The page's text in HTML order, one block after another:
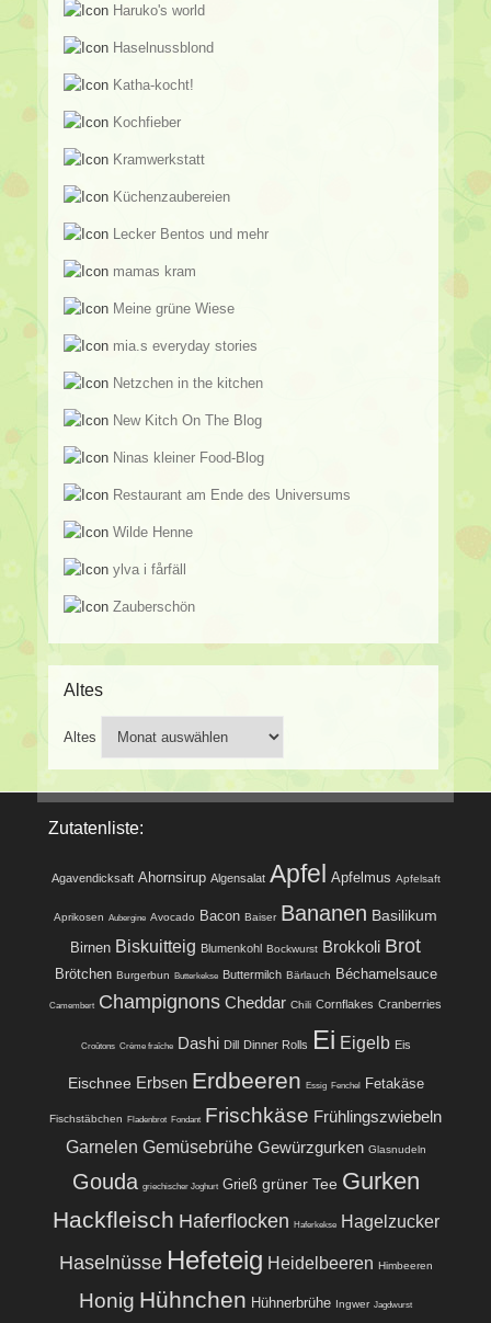
Haruko's world
Haselnussblond
Katha-kocht!
Kochfieber
Kramwerkstatt
Küchenzaubereien
Lecker Bentos und mehr
mamas kram
Meine grüne Wiese
mia.s everyday stories
Netzchen in the kitchen
New Kitch On The Blog
Ninas kleiner Food-Blog
Restaurant am Ende des Universums
Wilde Henne
ylva i fårfäll
Zauberschön
Altes
Altes
Zutatenliste:
Agavendicksaft Ahornsirup Algensalat Apfel Apfelmus Apfelsaft
Aprikosen Aubergine Avocado Bacon Baiser Bananen Basilikum
Birnen Biskuitteig Blumenkohl Bockwurst Brokkoli Brot
Brötchen Burgerbun Butterkekse Buttermilch Bärlauch Béchamelsauce
Camembert Champignons Cheddar Chili Cornflakes Cranberries
Croûtons Crème fraîche Dashi Dill Dinner Rolls Ei Eigelb Eis
Eischnee Erbsen Erdbeeren Essig Fenchel Fetakäse
Fischstäbchen Fladenbrot Fondant Frischkäse Frühlingszwiebeln
Garnelen Gemüsebrühe Gewürzgurken Glasnudeln
Gouda griechischer Joghurt Grieß grüner Tee Gurken
Hackfleisch Haferflocken Haferkekse Hagelzucker
Haselnüsse Hefeteig Heidelbeeren Himbeeren
Honig Hühnchen Hühnerbrühe Ingwer Jagdwurst